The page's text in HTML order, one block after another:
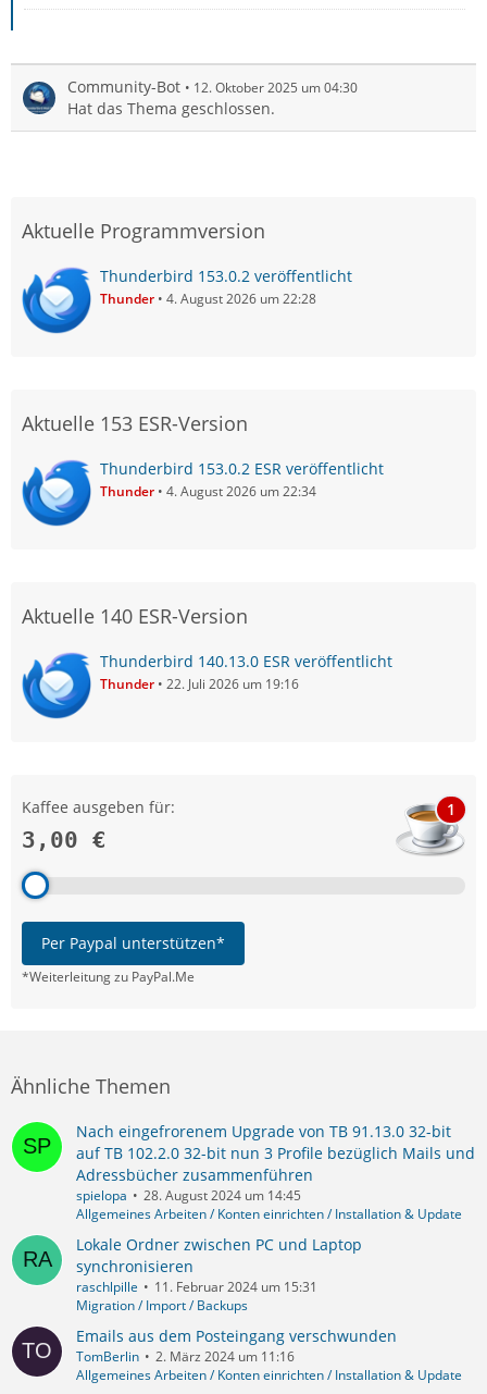
Community-Bot 12. Oktober 2025 um 04:30
Hat das Thema geschlossen.
Aktuelle Programmversion
Thunderbird 153.0.2 veröffentlicht
Thunder 4. August 2026 um 22:28
Aktuelle 153 ESR-Version
Thunderbird 153.0.2 ESR veröffentlicht
Thunder 4. August 2026 um 22:34
Aktuelle 140 ESR-Version
Thunderbird 140.13.0 ESR veröffentlicht
Thunder 22. Juli 2026 um 19:16
Kaffee ausgeben für:
3,00 €
1
Per Paypal unterstützen*
*Weiterleitung zu PayPal.Me
Ähnliche Themen
Nach eingefrorenem Upgrade von TB 91.13.0 32-bit
auf TB 102.2.0 32-bit nun 3 Profile bezüglich Mails und
Adressbücher zusammenführen
spielopa
28. August 2024 um 14:45
Allgemeines Arbeiten / Konten einrichten / Installation & Update
Lokale Ordner zwischen PC und Laptop
synchronisieren
raschlpille
11. Februar 2024 um 15:31
Migration / Import / Backups
Emails aus dem Posteingang verschwunden
TomBerlin
2. März 2024 um 11:16
Allgemeines Arbeiten / Konten einrichten / Installation & Update